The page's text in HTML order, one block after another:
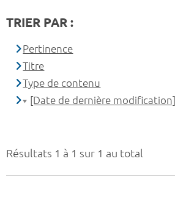
Résultats 1 à 1 sur 1 au total
TRIER PAR :
Pertinence
Titre
Type de contenu
[Date de dernière modification]